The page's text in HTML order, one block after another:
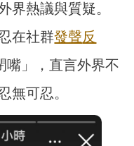
界熱議與質疑。
在社群發聲反
嘴」，直言外界不
無可忍。